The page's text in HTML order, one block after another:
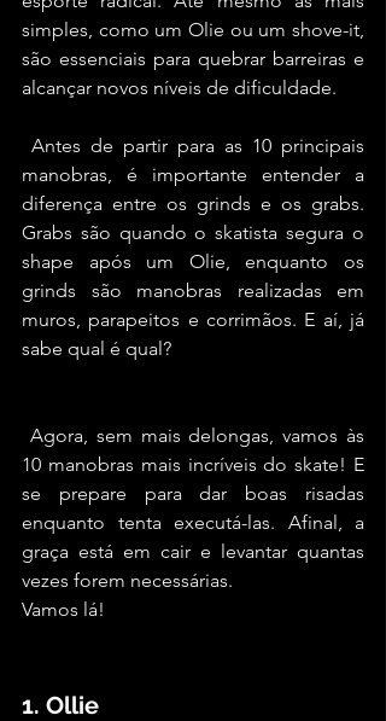
simples, como um Olie ou um shove-it,
são essenciais para quebrar barreiras e
alcançar novos níveis de dificuldade.
manobras, é importante entender a
diferença entre os grinds e os grabs.
Grabs são quando o skatista segura o
shape após um Olie, enquanto os
grinds são manobras realizadas em
muros, parapeitos e corrimãos. E aí, já
sabe qual é qual?
10 manobras mais incríveis do skate! E
se prepare para dar boas risadas
enquanto tenta executá-las. Afinal, a
graça está em cair e levantar quantas
vezes forem necessárias.
Vamos lá!
1. Ollie